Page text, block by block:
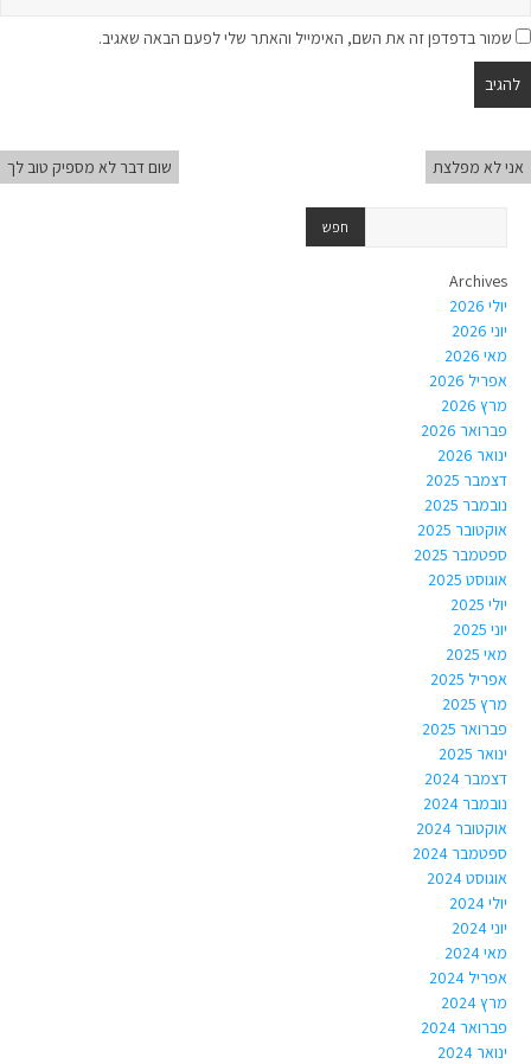
שמור בדפדפן זה את השם, האימייל והאתר שלי לפעם הבאה שאגיב.
אני לא מפלצת שום דבר לא מספיק טוב לך
Archives
יולי 2026
יוני 2026
מאי 2026
אפריל 2026
מרץ 2026
פברואר 2026
ינואר 2026
דצמבר 2025
נובמבר 2025
אוקטובר 2025
ספטמבר 2025
אוגוסט 2025
יולי 2025
יוני 2025
מאי 2025
אפריל 2025
מרץ 2025
פברואר 2025
ינואר 2025
דצמבר 2024
נובמבר 2024
אוקטובר 2024
ספטמבר 2024
אוגוסט 2024
יולי 2024
יוני 2024
מאי 2024
אפריל 2024
מרץ 2024
פברואר 2024
ינואר 2024